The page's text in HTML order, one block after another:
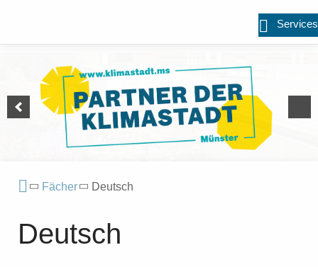
Services
Fächer Deutsch
Deutsch